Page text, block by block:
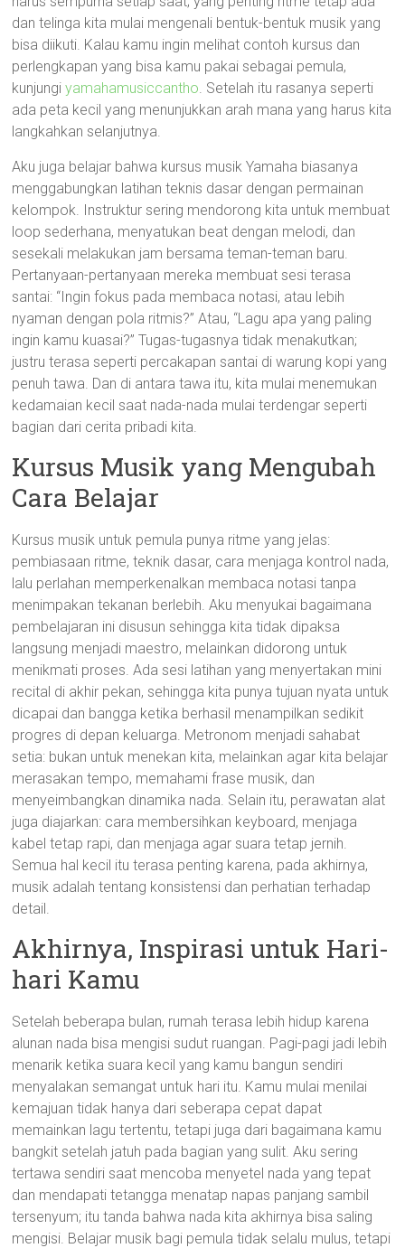
dan telinga kita mulai mengenali bentuk-bentuk musik yang
bisa diikuti. Kalau kamu ingin melihat contoh kursus dan
perlengkapan yang bisa kamu pakai sebagai pemula,
kunjungiyamahamusiccantho. Setelah itu rasanya seperti
ada peta kecil yang menunjukkan arah mana yang harus kita
langkahkan selanjutnya.
Aku juga belajar bahwa kursus musik Yamaha biasanya
menggabungkan latihan teknis dasar dengan permainan
kelompok. Instruktur sering mendorong kita untuk membuat
loop sederhana, menyatukan beat dengan melodi, dan
sesekali melakukan jam bersama teman-teman baru.
Pertanyaan-pertanyaan mereka membuat sesi terasa
santai: “Ingin fokus pada membaca notasi, atau lebih
nyaman dengan pola ritmis?” Atau, “Lagu apa yang paling
ingin kamu kuasai?” Tugas-tugasnya tidak menakutkan;
justru terasa seperti percakapan santai di warung kopi yang
penuh tawa. Dan di antara tawa itu, kita mulai menemukan
kedamaian kecil saat nada-nada mulai terdengar seperti
bagian dari cerita pribadi kita.
Kursus Musik yang Mengubah
Cara Belajar
Kursus musik untuk pemula punya ritme yang jelas:
pembiasaan ritme, teknik dasar, cara menjaga kontrol nada,
lalu perlahan memperkenalkan membaca notasi tanpa
menimpakan tekanan berlebih. Aku menyukai bagaimana
pembelajaran ini disusun sehingga kita tidak dipaksa
langsung menjadi maestro, melainkan didorong untuk
menikmati proses. Ada sesi latihan yang menyertakan mini
recital di akhir pekan, sehingga kita punya tujuan nyata untuk
dicapai dan bangga ketika berhasil menampilkan sedikit
progres di depan keluarga. Metronom menjadi sahabat
setia: bukan untuk menekan kita, melainkan agar kita belajar
merasakan tempo, memahami frase musik, dan
menyeimbangkan dinamika nada. Selain itu, perawatan alat
juga diajarkan: cara membersihkan keyboard, menjaga
kabel tetap rapi, dan menjaga agar suara tetap jernih.
Semua hal kecil itu terasa penting karena, pada akhirnya,
musik adalah tentang konsistensi dan perhatian terhadap
detail.
Akhirnya, Inspirasi untuk Hari-
hari Kamu
Setelah beberapa bulan, rumah terasa lebih hidup karena
alunan nada bisa mengisi sudut ruangan. Pagi-pagi jadi lebih
menarik ketika suara kecil yang kamu bangun sendiri
menyalakan semangat untuk hari itu. Kamu mulai menilai
kemajuan tidak hanya dari seberapa cepat dapat
memainkan lagu tertentu, tetapi juga dari bagaimana kamu
bangkit setelah jatuh pada bagian yang sulit. Aku sering
tertawa sendiri saat mencoba menyetel nada yang tepat
dan mendapati tetangga menatap napas panjang sambil
tersenyum; itu tanda bahwa nada kita akhirnya bisa saling
mengisi. Belajar musik bagi pemula tidak selalu mulus, tetapi